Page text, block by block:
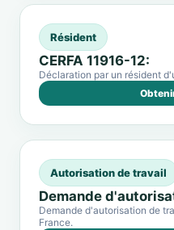
Résident
CERFA 11916-12:
Déclaration par un résident
Autorisation de travail
Demande
Demande d'autorisation de
France.